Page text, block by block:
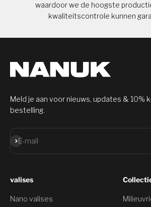
waardoor we de hoogste
kwaliteitscontrole kunnen
Meld je aan voor nieuws, updates & 10%
bestelling.
E-mail
Aanmelden
valises
Nano valises